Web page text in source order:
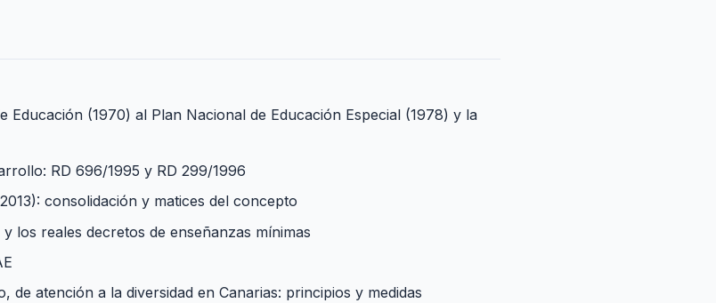
Educación (1970) al Plan Nacional de Educación Especial (1978) y la
RD 696/1995 y RD 299/1996
consolidación y matices del concepto
los reales decretos de enseñanzas mínimas
de atención a la diversidad en Canarias: principios y medidas